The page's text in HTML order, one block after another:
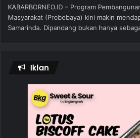
KABARBORNEO.ID – Program
Masyarakat (Probebaya) kini makin
Samarinda. Dipandang bukan hanya
Iklan